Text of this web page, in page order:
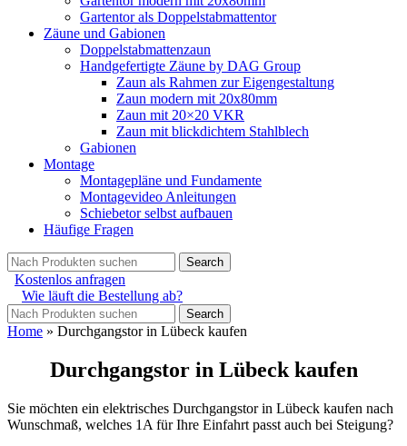
Gartentor als Doppelstabmattentor
Zäune und Gabionen
Doppelstabmattenzaun
Handgefertigte Zäune by DAG Group
Zaun als Rahmen zur Eigengestaltung
Zaun modern mit 20x80mm
Zaun mit 20×20 VKR
Zaun mit blickdichtem Stahlblech
Gabionen
Montage
Montagepläne und Fundamente
Montagevideo Anleitungen
Schiebetor selbst aufbauen
Häufige Fragen
Search
Kostenlos anfragen
Wie läuft die Bestellung ab?
Search
Home » Durchgangstor in Lübeck kaufen
Durchgangstor in Lübeck kaufen
Sie möchten ein elektrisches Durchgangstor in Lübeck kaufen nach
Wunschmaß, welches 1A für Ihre Einfahrt passt auch bei Steigung?